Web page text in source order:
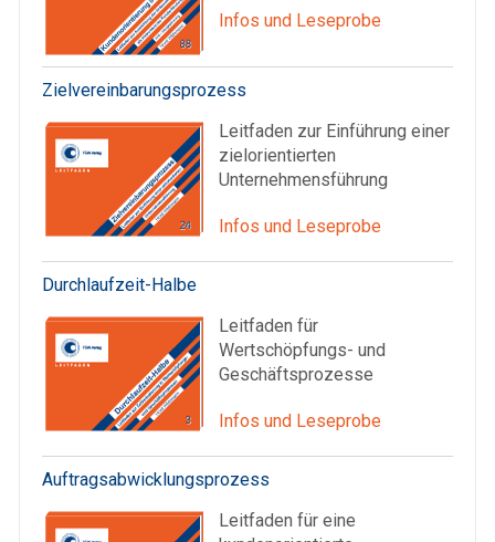
Infos und Leseprobe
Zielvereinbarungsprozess
Leitfaden zur Einführung einer
zielorientierten
Unternehmensführung
Infos und Leseprobe
Durchlaufzeit-Halbe
Leitfaden für
Wertschöpfungs- und
Geschäftsprozesse
Infos und Leseprobe
Auftragsabwicklungsprozess
Leitfaden für eine